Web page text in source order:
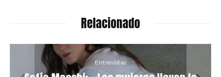
Relacionado
Entrevistas